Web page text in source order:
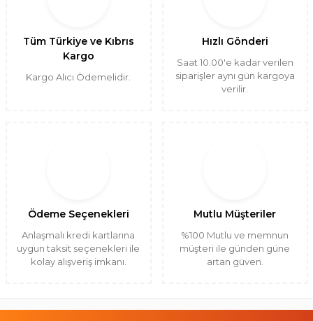
Tüm Türkiye ve Kıbrıs
Kargo
Kargo Alıcı Ödemelidir.
Hızlı Gönderi
Saat 10.00'e kadar verilen
siparişler aynı gün kargoya
verilir.
Ödeme Seçenekleri
Anlaşmalı kredi kartlarına
uygun taksit seçenekleri ile
kolay alışveriş imkanı.
Mutlu Müşteriler
%100 Mutlu ve memnun
müşteri ile günden güne
artan güven.